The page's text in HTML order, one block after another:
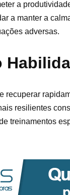
a
a manter a
adversas.
recuperar
resilientes
treinamentos